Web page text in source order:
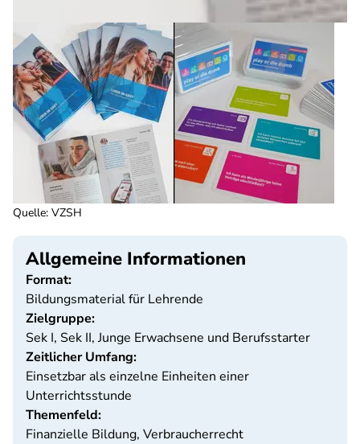
Quelle: VZSH
Allgemeine Informationen
Format:
Bildungsmaterial für Lehrende
Zielgruppe:
Sek I, Sek II, Junge Erwachsene und Berufsstarter
Zeitlicher Umfang:
Einsetzbar als einzelne Einheiten einer
Unterrichtsstunde
Themenfeld:
Finanzielle Bildung, Verbraucherrecht